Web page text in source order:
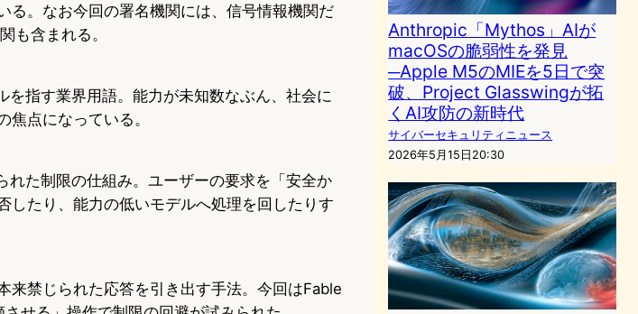
る。なお今回の署名機関には、信号情報機関だ
も含まれる。
指す業界用語。能力が未知数なぶん、社会に
点になっている。
れた制限の仕組み。ユーザーの要求を「安全か
したり、能力の低いモデルへ処理を回したりす
来禁じられた応答を引き出す手法。今回はFable
Anthropic「Mythos」AIが
macOSの脆弱性を発見
─Apple M5のMIEを5日で突
破、Project Glasswingが拓
くAI攻防の新時代
サイバーセキュリティニュース
2026年5月15日20:30